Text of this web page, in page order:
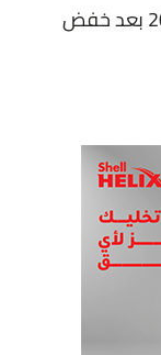
مقارنة بين فئات وأسعار رينو تاليانت 2025 بعد خفض